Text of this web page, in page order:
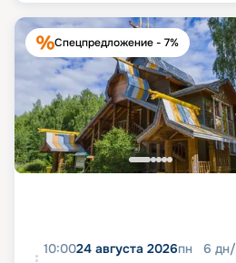
Спецпредложение - 7%
10:0024 августа 2026пн 6 дн/